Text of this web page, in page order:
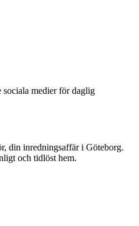
medier för daglig
din inredningsaffär i Göteborg.
och tidlöst hem.